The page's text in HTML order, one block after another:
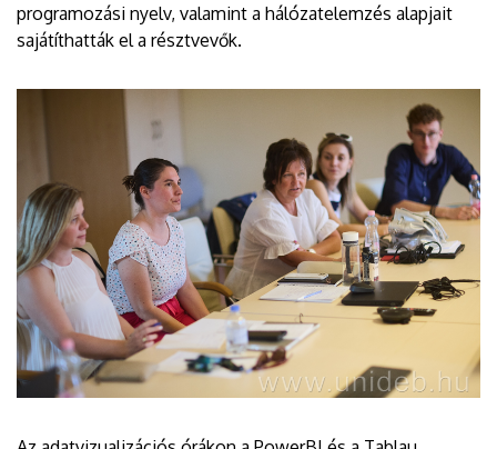
programozási nyelv, valamint a hálózatelemzés alapjait
sajátíthatták el a résztvevők.